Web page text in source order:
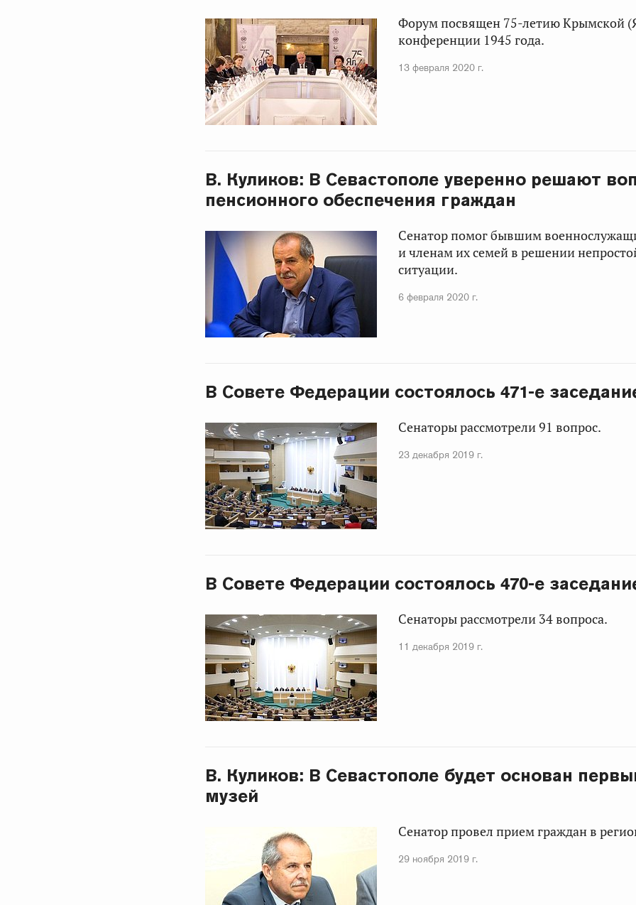
Форум посвящен 75-летию Крымской
конференции 1945 года.
13 февраля 2020 г.
В. Куликов: В Севастополе уверенно решают
пенсионного обеспечения граждан
Сенатор помог бывшим
и членам их семей в решении
ситуации.
6 февраля 2020 г.
В Совете Федерации состоялось 471-е
Сенаторы рассмотрели 91 вопрос.
23 декабря 2019 г.
В Совете Федерации состоялось 470-е
Сенаторы рассмотрели 34 вопроса.
11 декабря 2019 г.
В. Куликов: В Севастополе будет основан
музей
Сенатор провел прием граждан в
29 ноября 2019 г.